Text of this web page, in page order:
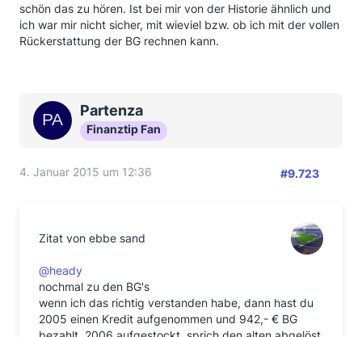
schön das zu hören. Ist bei mir von der Historie ähnlich und
ich war mir nicht sicher, mit wieviel bzw. ob ich mit der vollen
Rückerstattung der BG rechnen kann.
Partenza
Finanztip Fan
4. Januar 2015 um 12:36 #9.723
Zitat von ebbe sand
@heady
nochmal zu den BG's
wenn ich das richtig verstanden habe, dann hast du
2005 einen Kredit aufgenommen und 942,- € BG